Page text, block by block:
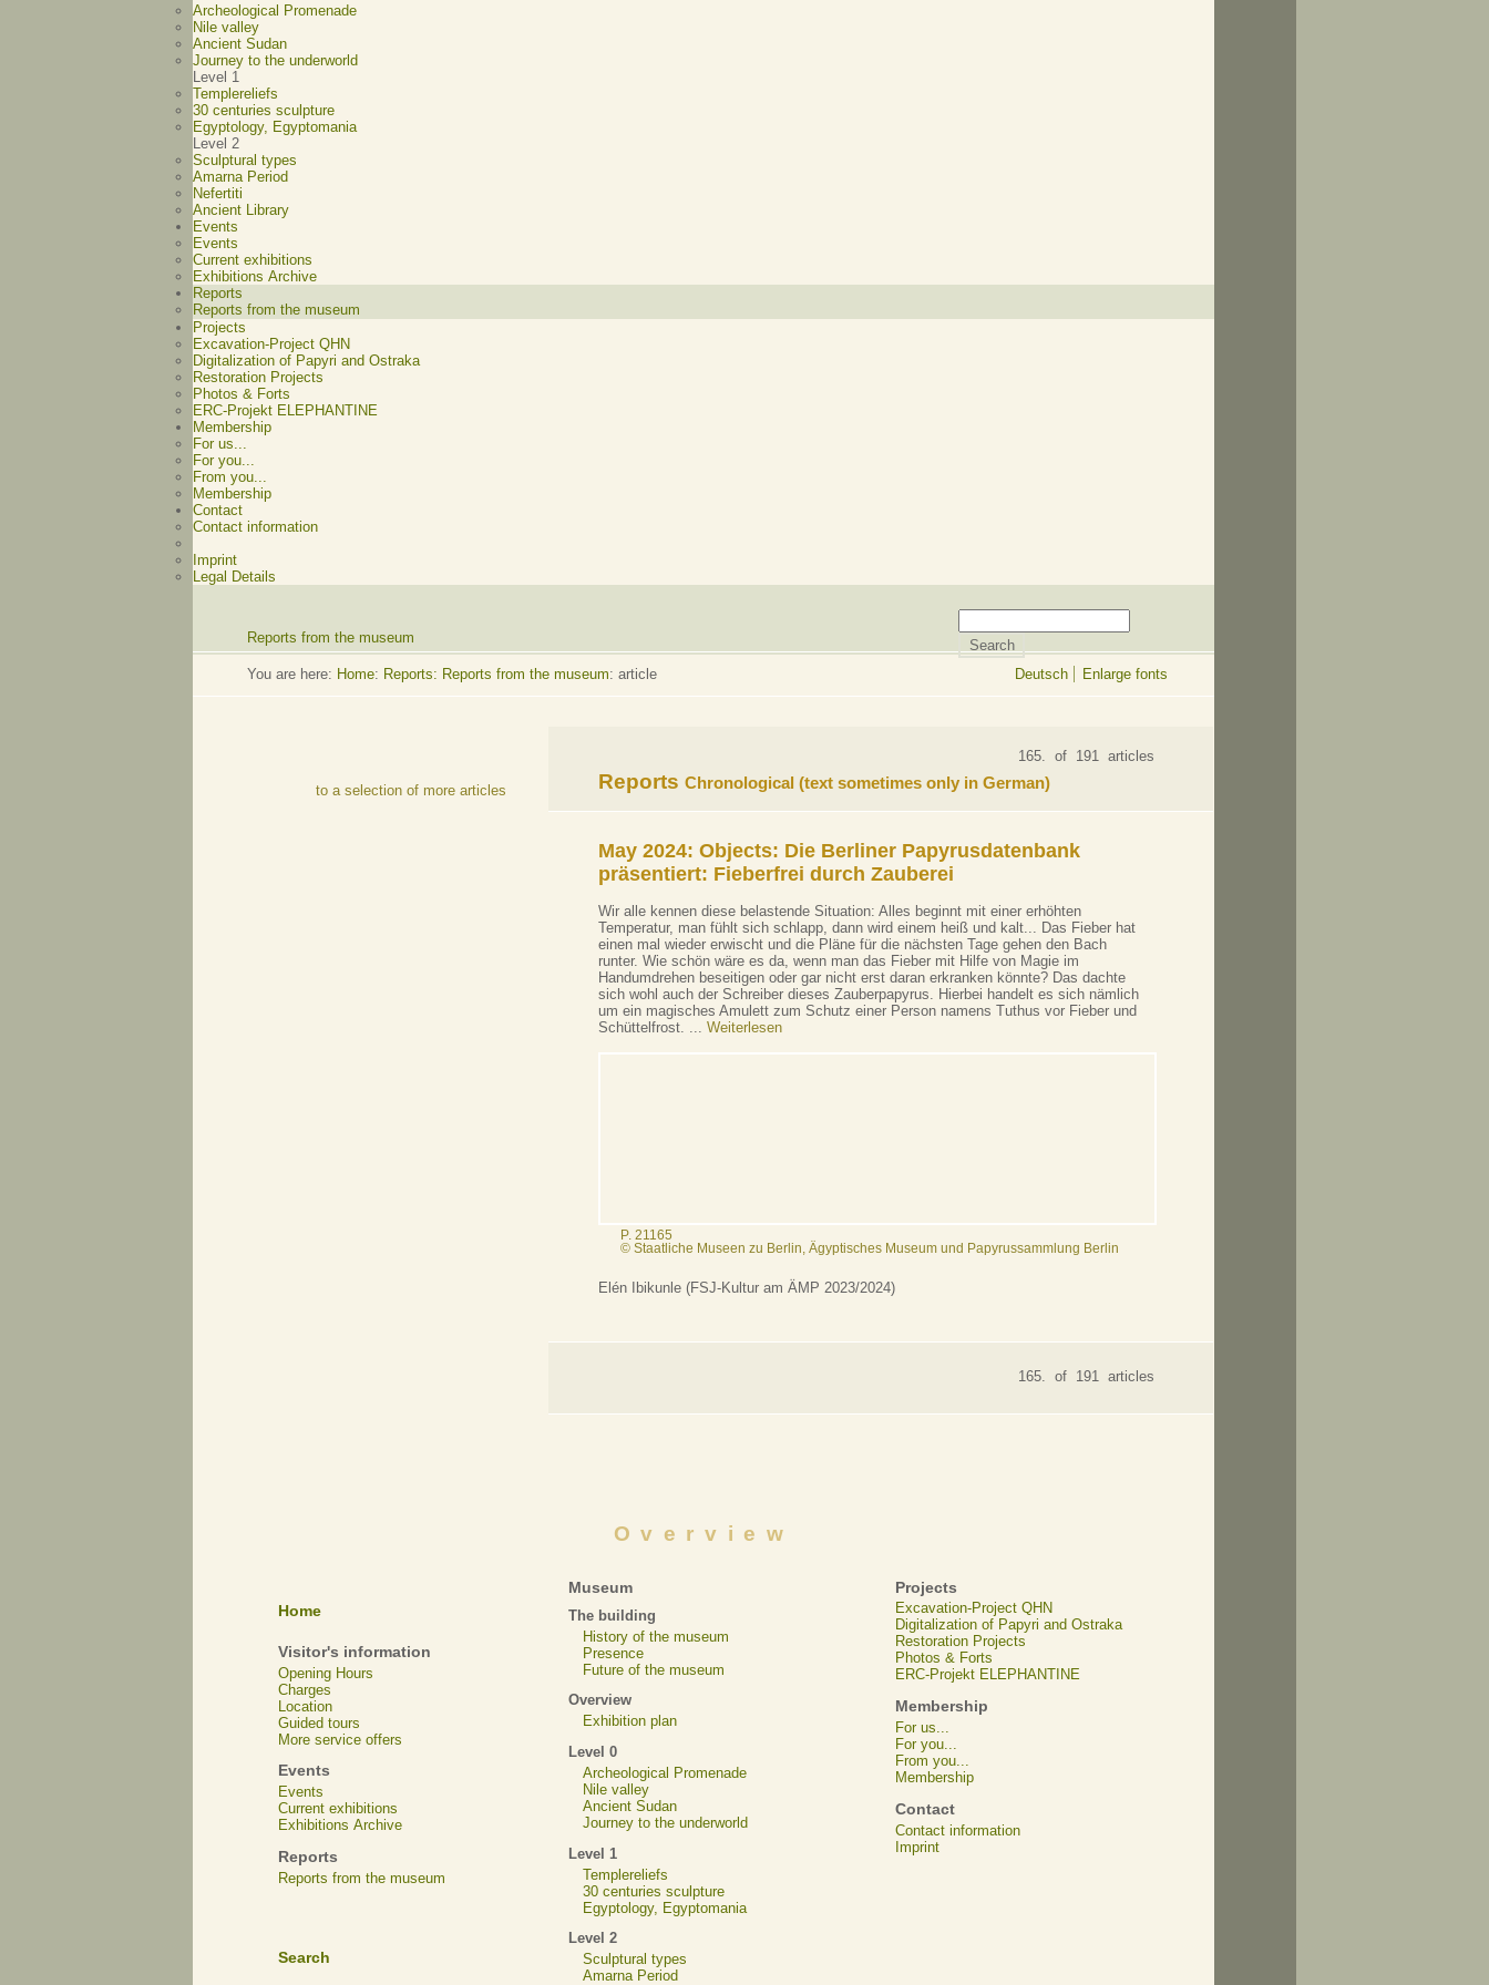
Archeological Promenade
Nile valley
Ancient Sudan
Journey to the underworld
Level 1
Templereliefs
30 centuries sculpture
Egyptology, Egyptomania
Level 2
Sculptural types
Amarna Period
Nefertiti
Ancient Library
Events
Events
Current exhibitions
Exhibitions Archive
Reports
Reports from the museum
Projects
Excavation-Project QHN
Digitalization of Papyri and Ostraka
Restoration Projects
Photos & Forts
ERC-Projekt ELEPHANTINE
Membership
For us...
For you...
From you...
Membership
Contact
Contact information
Imprint
Legal Details
Reports from the museum
You are here: Home: Reports: Reports from the museum: article Deutsch Enlarge fonts
to a selection of more articles
165. of 191 articles
Reports Chronological (text sometimes only in German)
May 2024: Objects: Die Berliner Papyrusdatenbank
präsentiert: Fieberfrei durch Zauberei
Wir alle kennen diese belastende Situation: Alles beginnt mit einer erhöhten
Temperatur, man fühlt sich schlapp, dann wird einem heiß und kalt... Das Fieber hat
einen mal wieder erwischt und die Pläne für die nächsten Tage gehen den Bach
runter. Wie schön wäre es da, wenn man das Fieber mit Hilfe von Magie im
Handumdrehen beseitigen oder gar nicht erst daran erkranken könnte? Das dachte
sich wohl auch der Schreiber dieses Zauberpapyrus. Hierbei handelt es sich nämlich
um ein magisches Amulett zum Schutz einer Person namens Tuthus vor Fieber und
Schüttelfrost. ... Weiterlesen
P. 21165
© Staatliche Museen zu Berlin, Ägyptisches Museum und Papyrussammlung Berlin
Elén Ibikunle (FSJ-Kultur am ÄMP 2023/2024)
165. of 191 articles
Overview
Home
Visitor's information
Opening Hours
Charges
Location
Guided tours
More service offers
Events
Events
Current exhibitions
Exhibitions Archive
Reports
Reports from the museum
Search
Museum
The building
History of the museum
Presence
Future of the museum
Overview
Exhibition plan
Level 0
Archeological Promenade
Nile valley
Ancient Sudan
Journey to the underworld
Level 1
Templereliefs
30 centuries sculpture
Egyptology, Egyptomania
Level 2
Sculptural types
Amarna Period
Projects
Excavation-Project QHN
Digitalization of Papyri and Ostraka
Restoration Projects
Photos & Forts
ERC-Projekt ELEPHANTINE
Membership
For us...
For you...
From you...
Membership
Contact
Contact information
Imprint